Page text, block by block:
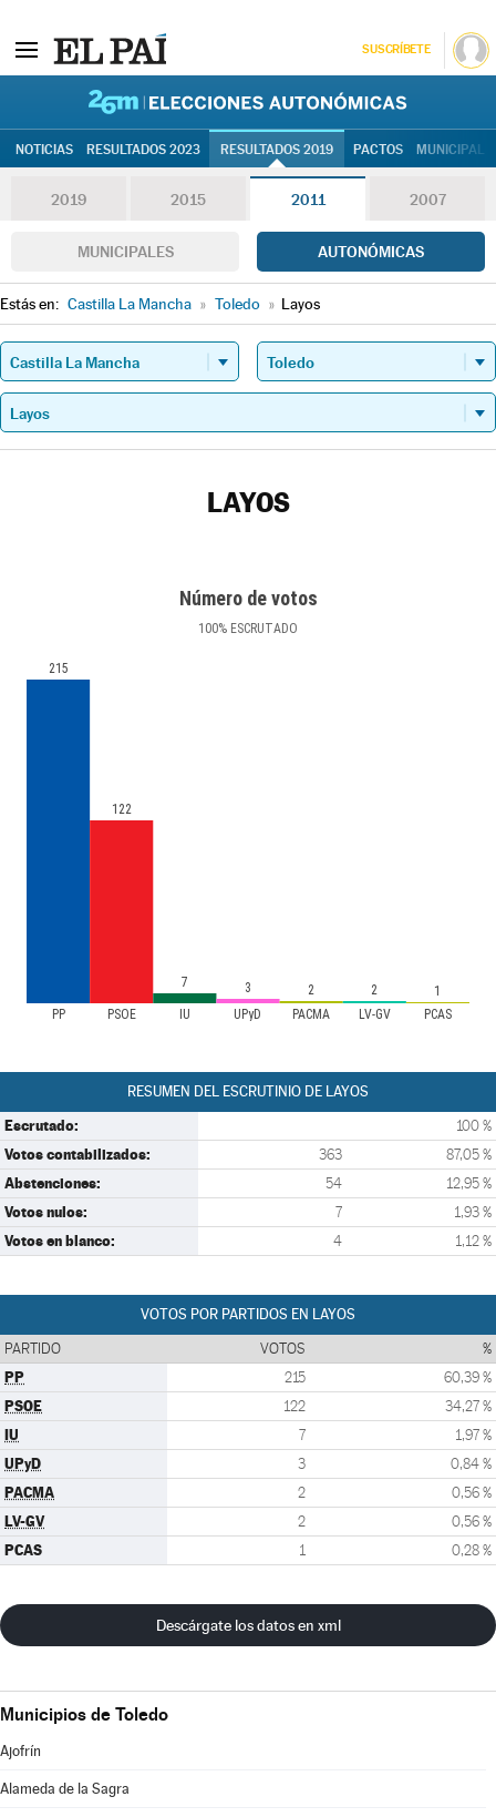
SUSCRÍBETE
NOTICIAS RESULTADOS 2023 RESULTADOS 2019 PACTOS
2019 2015 2011 2007
MUNICIPALES AUTONÓMICAS
Estás en: Castilla La Mancha » Toledo » Layos
LAYOS
Número de votos
100% ESCRUTADO
PP PSOE IU UPyD PACMA LV-GV PCAS
215
122
7 3 2 2 1
RESUMEN DEL ESCRUTINIO DE LAYOS
Escrutado: 100 %
Votos contabilizados: 363 87,05 %
Abstenciones: 54 12,95 %
Votos nulos: 7 1,93 %
Votos en blanco: 4 1,12 %
VOTOS POR PARTIDOS EN LAYOS
PARTIDO VOTOS %
PP 215 60,39 %
PSOE 122 34,27 %
IU 7 1,97 %
UPyD 3 0,84 %
PACMA 2 0,56 %
LV-GV 2 0,56 %
PCAS 1 0,28 %
Descárgate los datos en xml
Municipios de Toledo
Ajofrín
Alameda de la Sagra